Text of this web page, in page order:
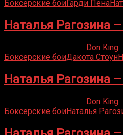
Боксерские боиГарди Пена
Наталья Рагозина
Don King
Боксерские боиДакота Стоун
Наталья Рагозина
Don King
Боксерские боиНаталья